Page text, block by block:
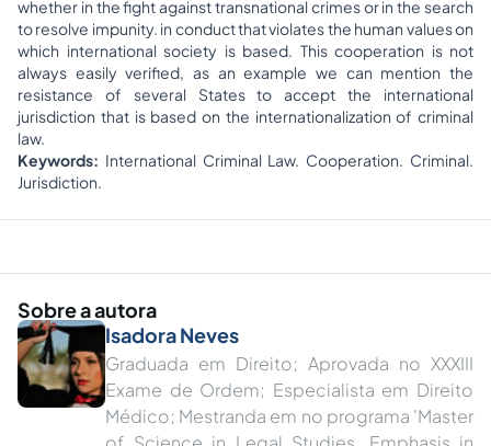
whether in the fight against transnational crimes or in the search
to resolve impunity. in conduct that violates the human values ​​on
which international society is based. This cooperation is not
always easily verified, as an example we can mention the
resistance of several States to accept the international
jurisdiction that is based on the internationalization of criminal
law.
Keywords: International Criminal Law. Cooperation. Criminal.
Jurisdiction.
Sobre a autora
Isadora Neves
Graduada em Direito; Aprovada no XXXIII
Exame de Ordem; Especialista em Direito
Médico; Mestranda em no programa 'Master